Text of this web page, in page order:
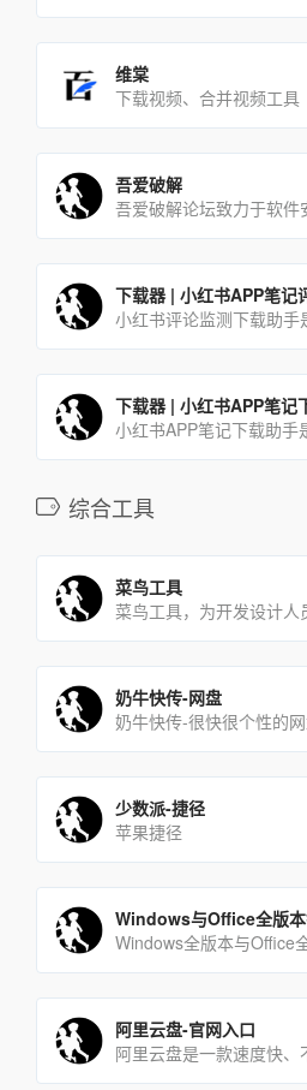
维棠
下载视频、合并视频工具
吾爱破解
下载器 | 小红书APP笔记
下载器 | 小红书APP笔记
综合工具
菜鸟工具
奶牛快传-网盘
奶牛快传-很快很个性的
少数派-捷径
苹果捷径
Windows与Office全版
Windows全版本与Office
阿里云盘-官网入口